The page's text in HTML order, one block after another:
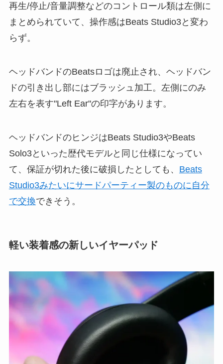
再生/停止/音量調整などのコントロール類は左側に
まとめられていて、操作感はBeats Studio3と変わ
らず。
ヘッドバンドのBeatsロゴは廃止され、ヘッドバン
ドの引き出し部にはブラッシュ加工。左側にのみ
左右を表す"Left Ear"の印字があります。
ヘッドバンドのヒンジはBeats Studio3やBeats
Solo3といった歴代モデルと同じ仕様になってい
て、保証が切れた後に破損したとしても、 Beats
Studio3みたいにサードパーティー製のものに自分
で交換できそう。
軽い装着感の新しいイヤーパッド